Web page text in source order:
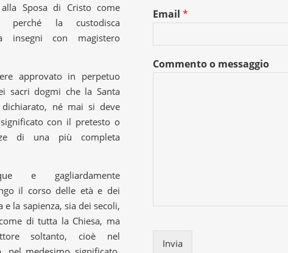
Sposa di Cristo come
perché la custodisca
insegni con magistero
approvato in perpetuo
sacri dogmi che la Santa
dichiarato, né mai si deve
con il pretesto o
di una più completa
e gagliardamente
il corso delle età e dei
e la sapienza, sia dei secoli,
di tutta la Chiesa, ma
soltanto, cioè nel
Email *
Commento o messaggio
Invia